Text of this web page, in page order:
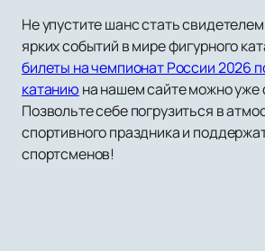
Не упустите шанс стать
ярких событий в мире фигурного
билеты на чемпионат России 2026
катанию на нашем сайте можно уже
Позвольте себе погрузиться в
спортивного праздника и
спортсменов!